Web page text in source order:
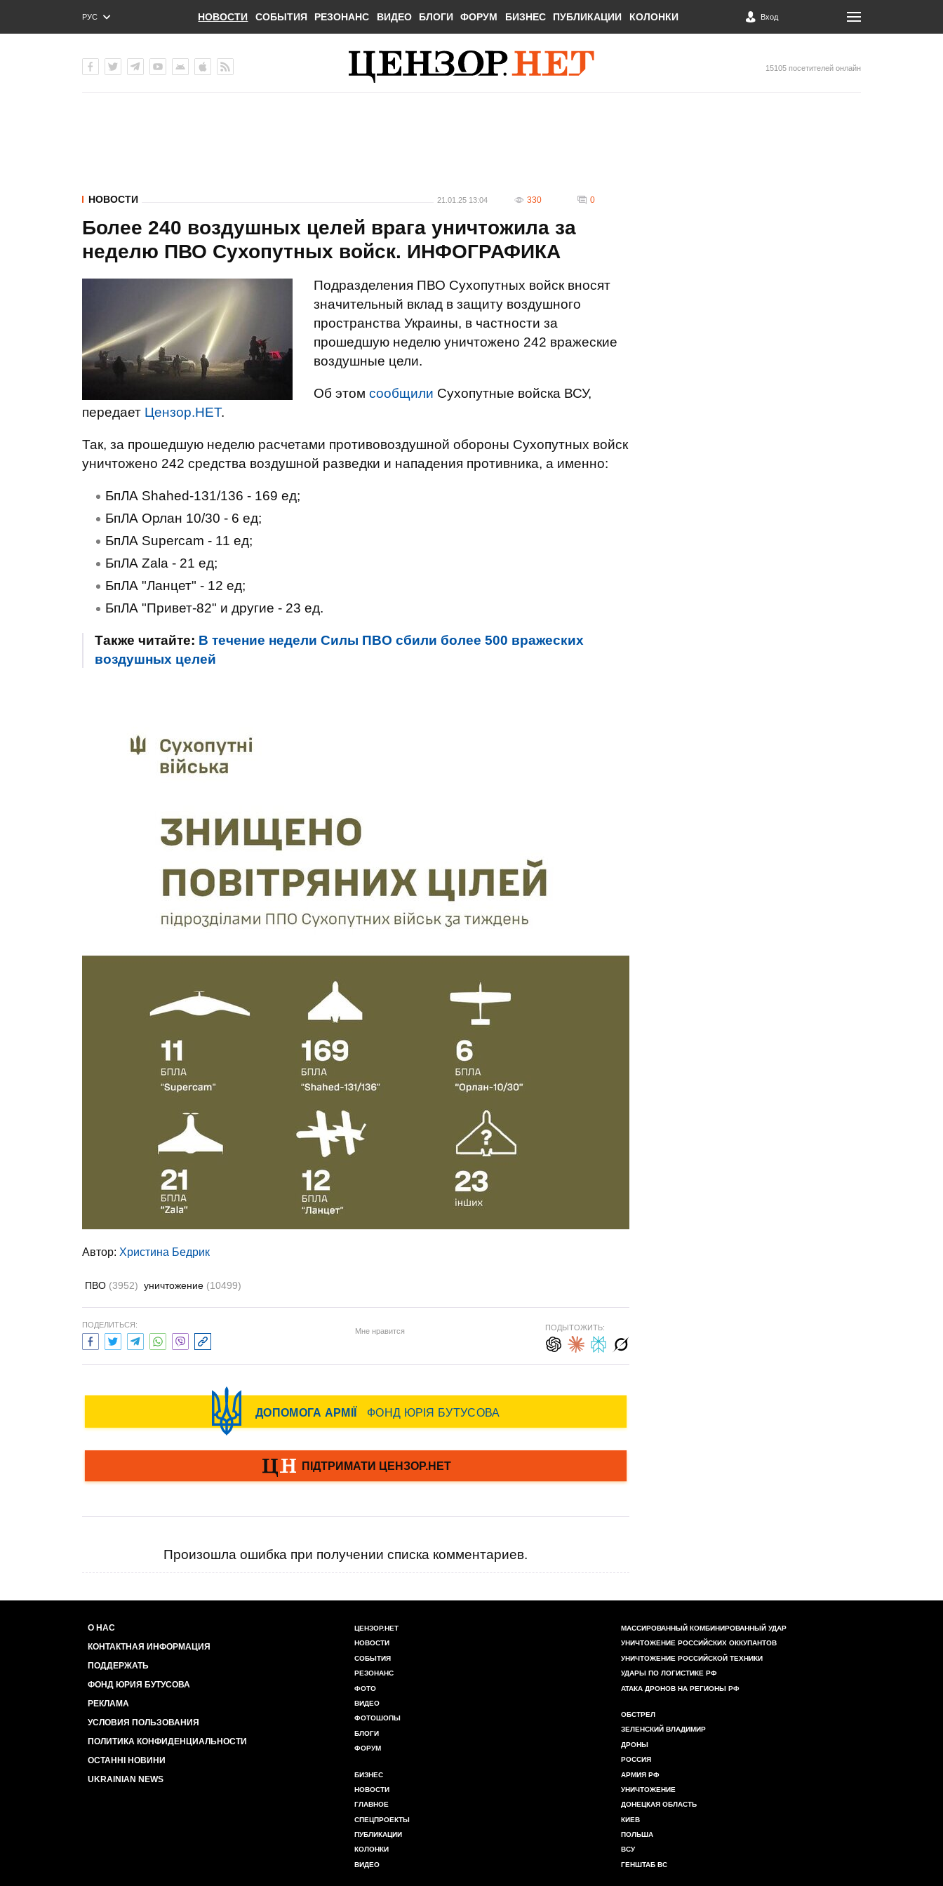
РУС
ENG
НОВОСТИ СОБЫТИЯ РЕЗОНАНС ВИДЕО БЛОГИ ФОРУМ БИЗНЕС ПУБЛИКАЦИИ КОЛОНКИ Вход
15105 посетителей онлайн
НОВОСТИ 21.01.25 13:04 330 0
Более 240 воздушных целей врага уничтожила за
неделю ПВО Сухопутных войск. ИНФОГРАФИКА
Подразделения ПВО Сухопутных войск вносят
значительный вклад в защиту воздушного
пространства Украины, в частности за
прошедшую неделю уничтожено 242 вражеские
воздушные цели.
Об этом сообщили Сухопутные войска ВСУ,
передает Цензор.НЕТ.
Так, за прошедшую неделю расчетами противовоздушной обороны Сухопутных войск
уничтожено 242 средства воздушной разведки и нападения противника, а именно:
БпЛА Shahed-131/136 - 169 ед;
БпЛА Орлан 10/30 - 6 ед;
БпЛА Supercam - 11 ед;
БпЛА Zala - 21 ед;
БпЛА "Ланцет" - 12 ед;
БпЛА "Привет-82" и другие - 23 ед.
Также читайте: В течение недели Силы ПВО сбили более 500 вражеских
воздушных целей
Автор: Христина Бедрик
ПВО (3952) уничтожение (10499)
ПОДЕЛИТЬСЯ:
Мне нравится ПОДЫТОЖИТЬ:
Произошла ошибка при получении списка комментариев.
О НАС
КОНТАКТНАЯ ИНФОРМАЦИЯ
ПОДДЕРЖАТЬ
ФОНД ЮРИЯ БУТУСОВА
РЕКЛАМА
УСЛОВИЯ ПОЛЬЗОВАНИЯ
ПОЛИТИКА КОНФИДЕНЦИАЛЬНОСТИ
ОСТАННІ НОВИНИ
UKRAINIAN NEWS
ЦЕНЗОР.НЕТ
НОВОСТИ
СОБЫТИЯ
РЕЗОНАНС
ФОТО
ВИДЕО
ФОТОШОПЫ
БЛОГИ
ФОРУМ
БИЗНЕС
НОВОСТИ
ГЛАВНОЕ
СПЕЦПРОЕКТЫ
ПУБЛИКАЦИИ
КОЛОНКИ
ВИДЕО
МАССИРОВАННЫЙ КОМБИНИРОВАННЫЙ УДАР
УНИЧТОЖЕНИЕ РОССИЙСКИХ ОККУПАНТОВ
УНИЧТОЖЕНИЕ РОССИЙСКОЙ ТЕХНИКИ
УДАРЫ ПО ЛОГИСТИКЕ РФ
АТАКА ДРОНОВ НА РЕГИОНЫ РФ
ОБСТРЕЛ
ЗЕЛЕНСКИЙ ВЛАДИМИР
ДРОНЫ
РОССИЯ
АРМИЯ РФ
УНИЧТОЖЕНИЕ
ДОНЕЦКАЯ ОБЛАСТЬ
КИЕВ
ПОЛЬША
ВСУ
ГЕНШТАБ ВС